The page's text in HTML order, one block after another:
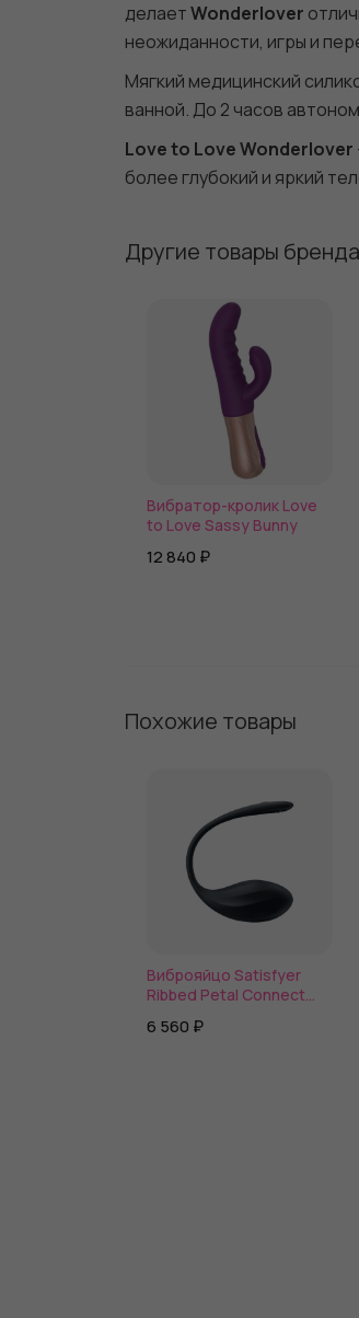
делаетWonderlover
неожиданности, игры и
Мягкий медицинский
ванной. До 2 часов
Love to Love Wonderlover
более глубокий и яркий
Другие товары бренда
Вибратор-кролик Love
to Love Sassy Bunny
12 840 ₽
Похожие товары
Виброяйцо Satisfyer
Ribbed Petal Connect
6 560 ₽